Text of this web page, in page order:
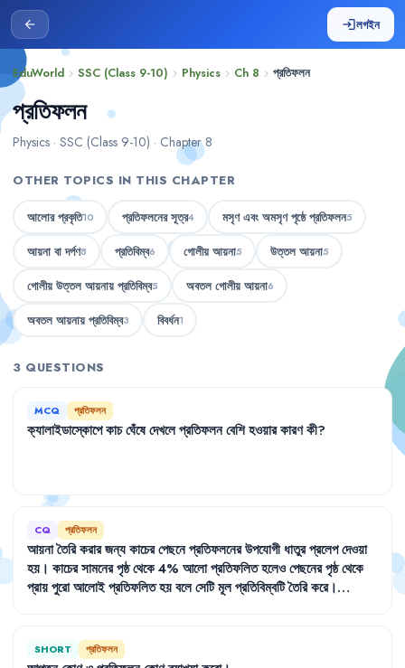
arrow_back loginলগইন
EduWorld chevron_right SSC (Class 9-10) chevron_right Physics chevron_right Ch 8 chevron_right প্রতিফলন
প্রতিফলন
Physics · SSC (Class 9-10) · Chapter 8
OTHER TOPICS IN THIS CHAPTER
আলোর প্রকৃতি10 প্রতিফলনের সূত্র4 মসৃণ এবং অমসৃণ পৃষ্ঠে প্রতিফলন5
আয়না বা দর্পণ8 প্রতিবিম্ব6 গোলীয় আয়না5 উত্তল আয়না5
গোলীয় উত্তল আয়নায় প্রতিবিম্ব5 অবতল গোলীয় আয়না6
অবতল আয়নায় প্রতিবিম্ব3 বিবর্ধন1
3 QUESTIONS
MCQ প্রতিফলন
ক্যালাইডাস্কোপেকাচঘেঁষেদেখলেপ্রতিফলনবেশিহওয়ারকারণকী?
CQ প্রতিফলন
আয়নাতৈরিকরারজন্যকাচেরপেছনেপ্রতিফলনেরউপযোগীধাতুরপ্রলেপদেওয়া
হয় । কাচেরসামনেরপৃষ্ঠথেকে4% আলোপ্রতিফলিতহলেওপেছনেরপৃষ্ঠথেকে
প্রায়পুরোআলোইপ্রতিফলিতহয়বলেসেটিমূলপ্রতিবিম্বটিতৈরিকরে।
SHORT প্রতিফলন